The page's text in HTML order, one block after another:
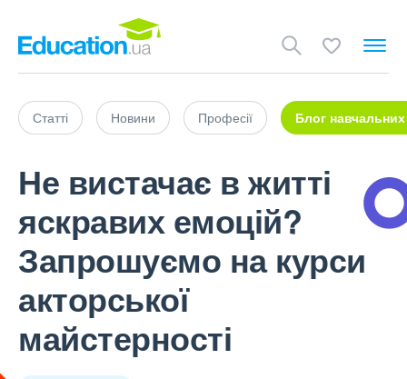
Статті Новини Професії Блог навчальних
Не вистачає в житті
яскравих емоцій?
Запрошуємо на курси
акторської
майстерності